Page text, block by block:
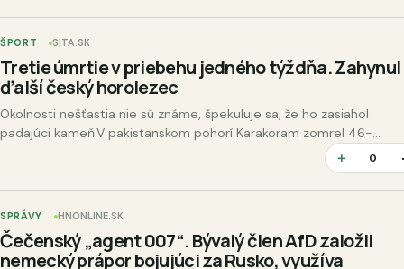
ŠPORT SITA.SK
Tretie úmrtie v priebehu jedného týždňa. Zahynul
ďalší český horolezec
Okolnosti nešťastia nie sú známe, špekuluje sa, že ho zasiahol
padajúci kameň.V pakistanskom pohorí Karakoram zomrel 46-...
＋ 0
SPRÁVY HNONLINE.SK
Čečenský „agent 007“. Bývalý člen AfD založil
nemecký prápor bojujúci za Rusko, využíva